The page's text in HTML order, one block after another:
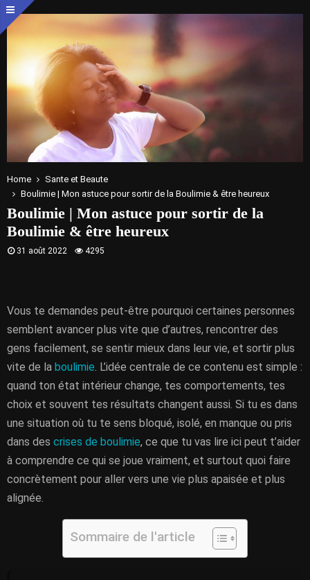
Home
Sante et Beaute
Boulimie | Mon astuce pour sortir de la Boulimie & être heureux
Boulimie | Mon astuce pour sortir de la
Boulimie & être heureux
31 août 2022 4295
Vous te demandes peut-être pourquoi certaines personnes
semblent avancer plus vite que d’autres, rencontrer des
gens facilement, se sentir mieux dans leur vie, et sortir plus
vite de la boulimie. L’idée centrale de ce contenu est simple :
quand ton état intérieur change, tes comportements, tes
choix et souvent tes résultats changent aussi. Si tu es dans
une situation où tu te sens bloqué, isolé, en manque ou pris
dans des crises de boulimie, ce que tu vas lire ici peut t’aider
à comprendre ce qui se joue vraiment, et surtout quoi faire
concrètement pour aller vers une vie plus apaisée et plus
alignée.
Sommaire de l'article